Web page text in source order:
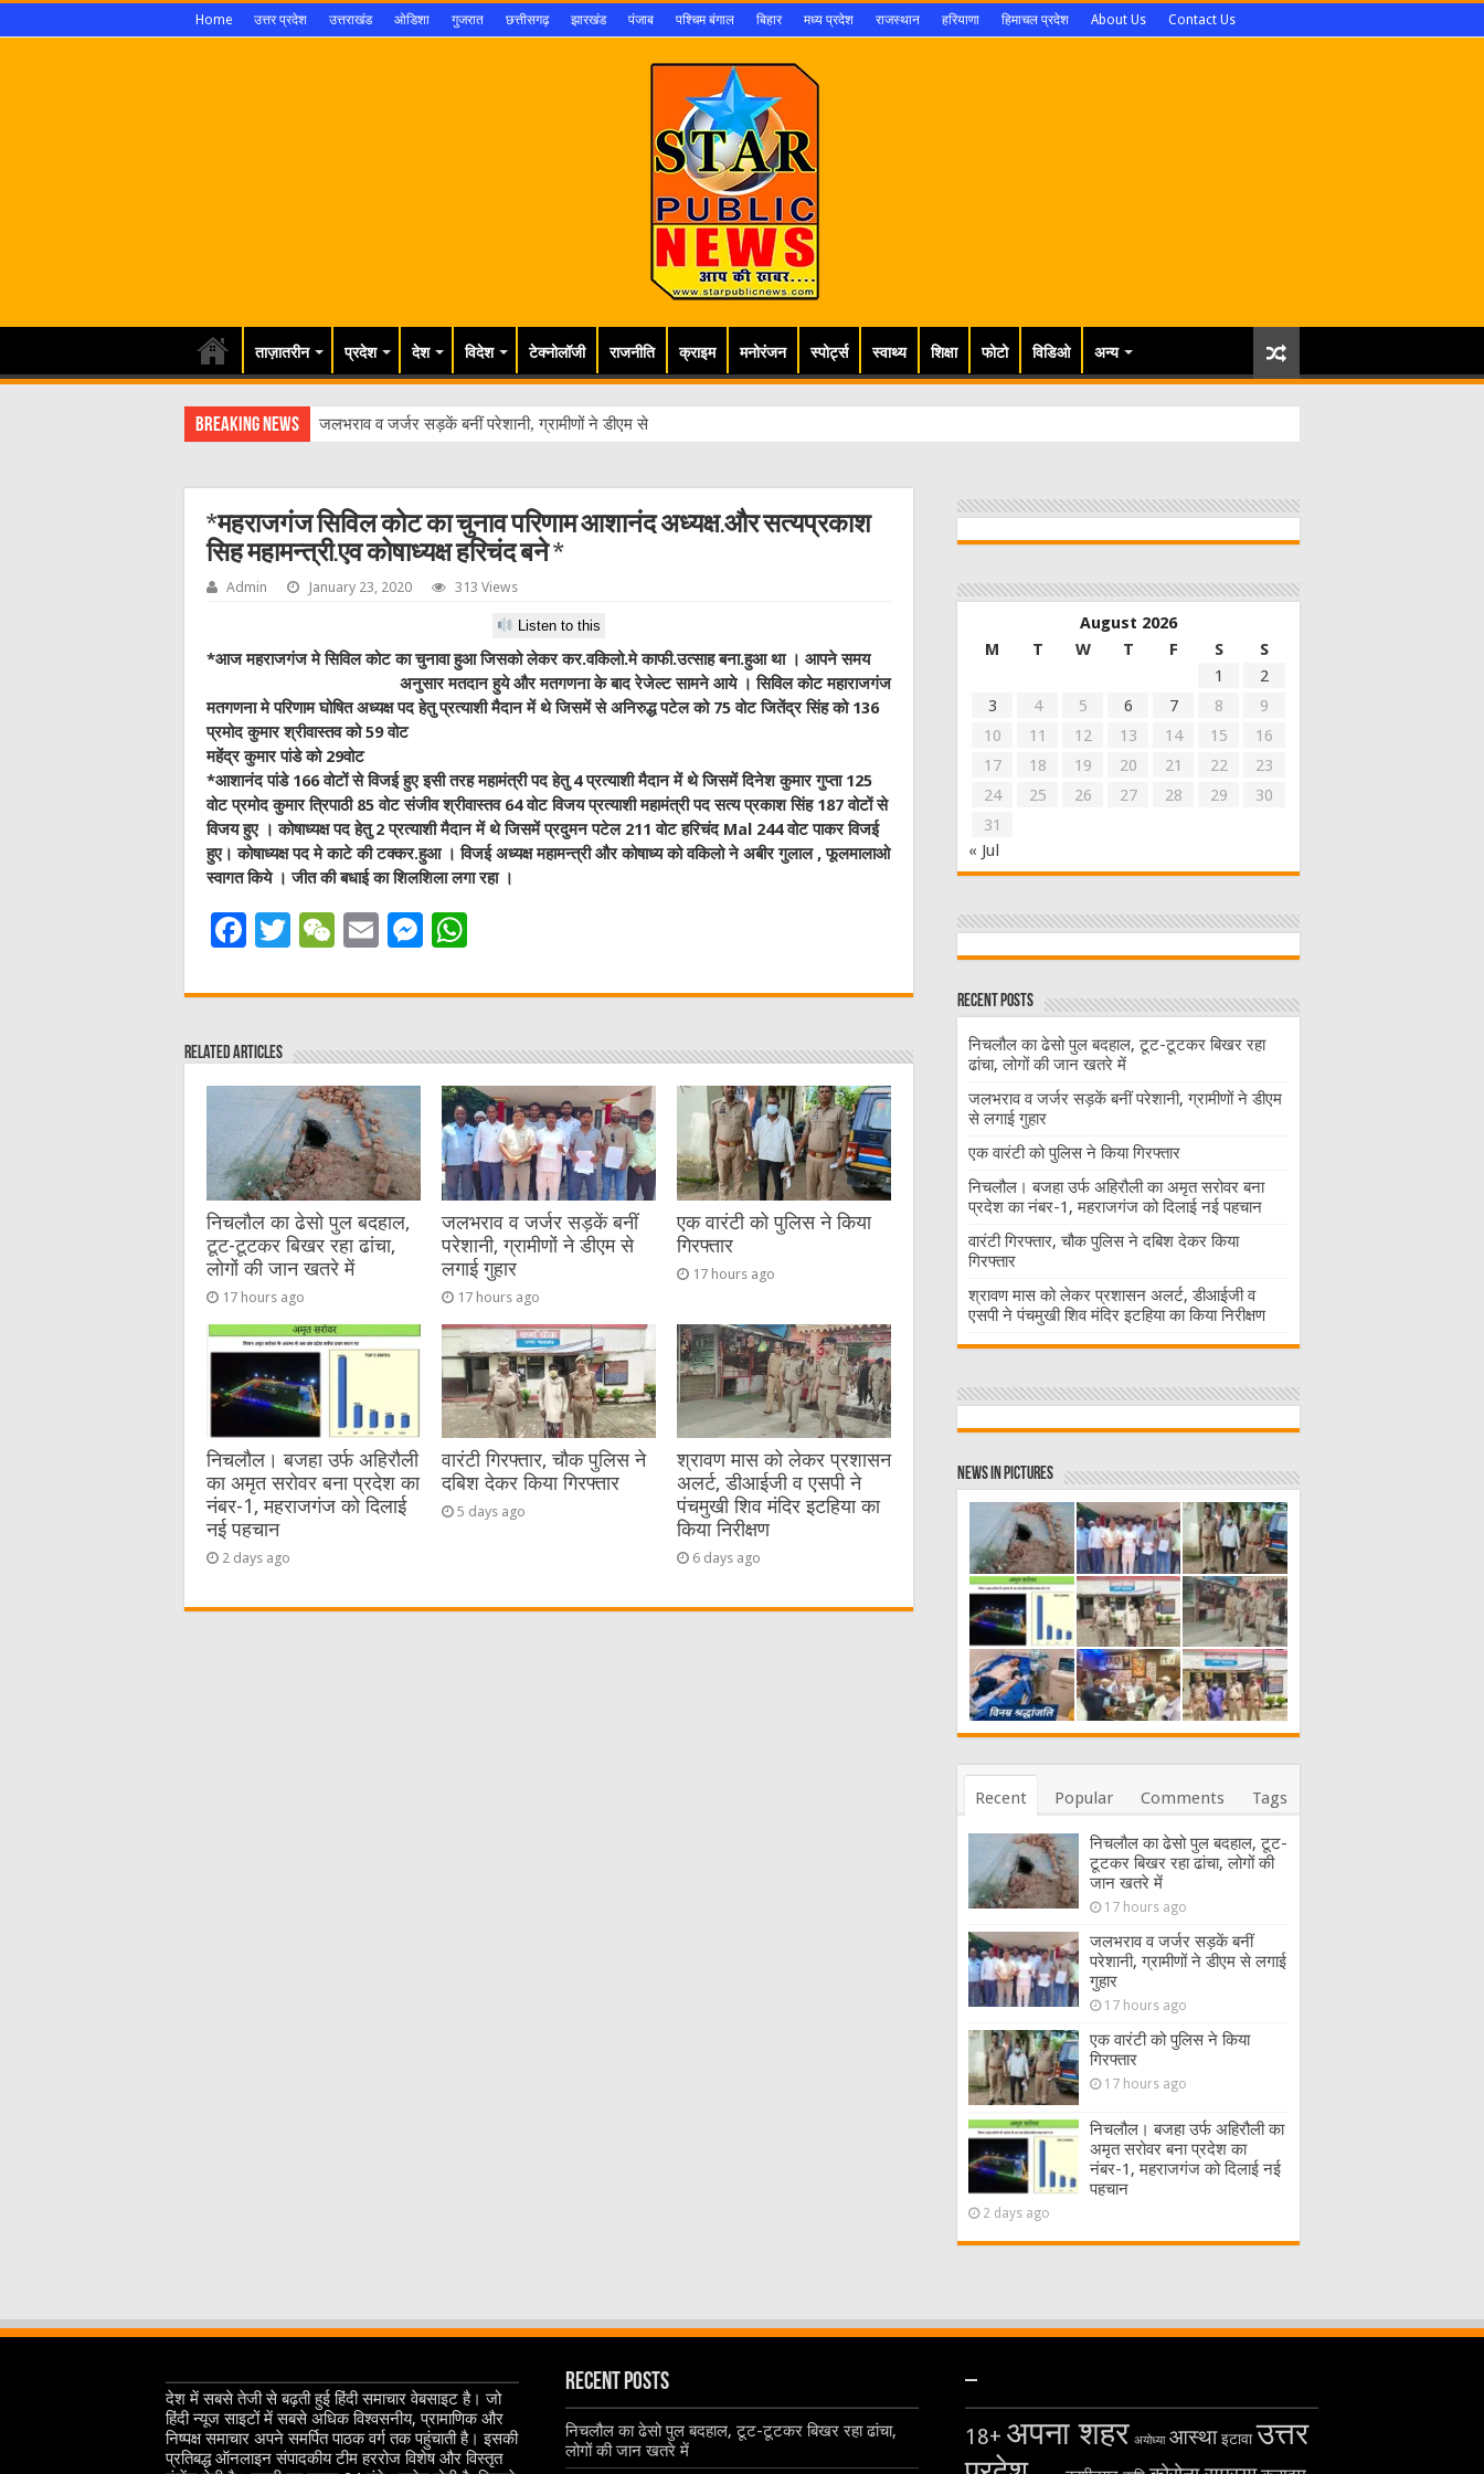
Home उत्तर प्रदेश उत्तराखंड ओडिशा गुजरात छत्तीसगढ़ झारखंड पंजाब पश्चिम बंगाल बिहार मध्य प्रदेश राजस्थान हरियाणा हिमाचल प्रदेश About Us Contact Us
ताज़ातरीन प्रदेश देश विदेश टेक्नोलॉजी राजनीति क्राइम मनोरंजन स्पोर्ट्स स्वाथ्य शिक्षा फोटो विडिओ अन्य
Breaking News जलभराव व जर्जर सड़कें बनीं परेशानी, ग्रामीणों ने डीएम से लगाई गुहार
*महराजगंज सिविल कोट का चुनाव परिणाम आशानंद अध्यक्ष.और सत्यप्रकाश
सिह महामन्त्री.एव कोषाध्यक्ष हरिचंद बने *
Admin January 23, 2020 313 Views
Listen to this
*आज महराजगंज मे सिविल कोट का चुनावा हुआ जिसको लेकर कर.वकिलो.मे काफी.उत्साह बना.हुआ था । आपने समय
अनुसार मतदान हुये और मतगणना केबाद रेजेल्ट सामने आये । सिविल कोट महाराजगंज
मतगणना मे परिणाम घोषित अध्यक्ष पद हेतु प्रत्याशी मैदान में थे जिसमें से अनिरुद्ध पटेल को 75 वोट जितेंद्र सिंह को 136
प्रमोद कुमार श्रीवास्तव को 59 वोट
महेंद्र कुमार पांडे को 29वोट
*आशानंद पांडे 166 वोटों से विजई हुए इसी तरह महामंत्री पद हेतु 4 प्रत्याशी मैदान में थे जिसमें दिनेश कुमार गुप्ता 125
वोट प्रमोद कुमार त्रिपाठी 85 वोट संजीव श्रीवास्तव 64 वोट विजय प्रत्याशी महामंत्री पद सत्य प्रकाश सिंह 187 वोटों से
विजय हुए । कोषाध्यक्ष पद हेतु 2 प्रत्याशी मैदान में थे जिसमें प्रदुमन पटेल 211 वोट हरिचंद Mal 244 वोट पाकर विजई
हुए। कोषाध्यक्ष पद मे काटे की टक्कर.हुआ । विजई अध्यक्ष महामन्त्री और कोषाध्य को वकिलो ने अबीर गुलाल , फूलमालाओ
स्वागत किये । जीत की बधाई का शिलशिला लगा रहा ।
F
c
e
b
o
o
k
T
it
r
W
C
at
E
ai
M
ss
n
g
er
at
A
p
p
Related Articles
निचलौल का ढेसो पुल बदहाल,
टूट-टूटकर बिखर रहा ढांचा,
लोगों की जान खतरे में
17 hours ago
जलभराव व जर्जर सड़कें बनीं
परेशानी, ग्रामीणों ने डीएम से
लगाई गुहार
17 hours ago
एक वारंटी को पुलिस ने किया
गिरफ्तार
17 hours ago
निचलौल। बजहा उर्फ अहिरौली
का अमृत सरोवर बना प्रदेश का
नंबर-1, महराजगंज को दिलाई
नई पहचान
2 days ago
वारंटी गिरफ्तार, चौक पुलिस ने
दबिश देकर किया गिरफ्तार
5 days ago
श्रावण मास को लेकर प्रशासन
अलर्ट, डीआईजी व एसपी ने
पंचमुखी शिव मंदिर इटहिया का
किया निरीक्षण
6 days ago
August 2026
M
T W T F S
S
1
2
3
4 5 6 7 8
9
10
11 12 13 14 15
16
17
18 19 20 21 22
23
24
25 26 27 28 29
30
31
« Jul
Recent Posts
निचलौल का ढेसो पुल बदहाल, टूट-टूटकर बिखर रहा
ढांचा, लोगों की जान खतरे में
जलभराव व जर्जर सड़कें बनीं परेशानी, ग्रामीणों ने डीएम
से लगाई गुहार
एक वारंटी को पुलिस ने किया गिरफ्तार
निचलौल। बजहा उर्फ अहिरौली का अमृत सरोवर बना
प्रदेश का नंबर-1, महराजगंज को दिलाई नई पहचान
वारंटी गिरफ्तार, चौक पुलिस ने दबिश देकर किया
गिरफ्तार
श्रावण मास को लेकर प्रशासन अलर्ट, डीआईजी व
एसपी ने पंचमुखी शिव मंदिर इटहिया का किया निरीक्षण
News in Pictures
Recent Popular Comments Tags
निचलौल का ढेसो पुल बदहाल, टूट-
टूटकर बिखर रहा ढांचा, लोगों की
जान खतरे में
17 hours ago
जलभराव व जर्जर सड़कें बनीं
परेशानी, ग्रामीणों ने डीएम से लगाई
गुहार
17 hours ago
एक वारंटी को पुलिस ने किया
गिरफ्तार
17 hours ago
निचलौल। बजहा उर्फ अहिरौली का
अमृत सरोवर बना प्रदेश का
नंबर-1, महराजगंज को दिलाई नई
पहचान
2 days ago
देश में सबसे तेजी से बढ़ती हुई हिंदी समाचार वेबसाइट है। जो
हिंदी न्यूज साइटों में सबसे अधिक विश्वसनीय, प्रामाणिक और
निष्पक्ष समाचार अपने समर्पित पाठक वर्ग तक पहुंचाती है। इसकी
प्रतिबद्ध ऑनलाइन संपादकीय टीम हररोज विशेष और विस्तृत
Recent Posts
निचलौल का ढेसो पुल बदहाल, टूट-टूटकर बिखर रहा ढांचा,
लोगों की जान खतरे में
–
18+ अपना शहर अयोध्या आस्था इटावा उत्तर